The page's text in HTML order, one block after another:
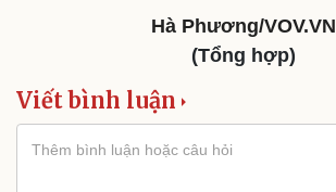
Hà Phương/VOV.VN
(Tổng hợp)
Viết bình luận